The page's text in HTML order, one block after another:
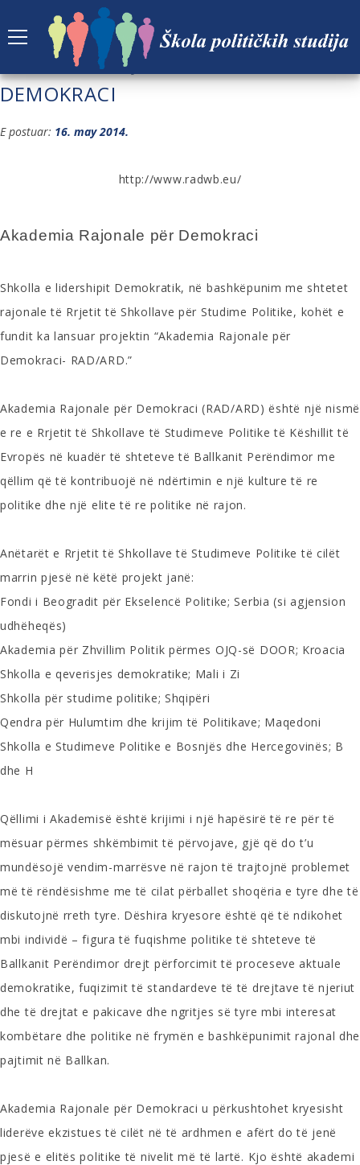
AKADEMIA RAJONALE PËR
DEMOKRACI
E postuar: 16. may 2014.
http://www.radwb.eu/
Akademia Rajonale për Demokraci
Shkolla e lidershipit Demokratik, në bashkëpunim me shtetet
rajonale të Rrjetit të Shkollave për Studime Politike, kohët e
fundit ka lansuar projektin “Akademia Rajonale për
Demokraci- RAD/ARD.”
Akademia Rajonale për Demokraci (RAD/ARD) është një nismë
e re e Rrjetit të Shkollave të Studimeve Politike të Këshillit të
Evropës në kuadër të shteteve të Ballkanit Perëndimor me
qëllim që të kontribuojë në ndërtimin e një kulture të re
politike dhe një elite të re politike në rajon.
Anëtarët e Rrjetit të Shkollave të Studimeve Politike të cilët
marrin pjesë në këtë projekt janë:
Fondi i Beogradit për Ekselencë Politike; Serbia (si agjension
udhëheqës)
Akademia për Zhvillim Politik përmes OJQ-së DOOR; Kroacia
Shkolla e qeverisjes demokratike; Mali i Zi
Shkolla për studime politike; Shqipëri
Qendra për Hulumtim dhe krijim të Politikave; Maqedoni
Shkolla e Studimeve Politike e Bosnjës dhe Hercegovinës; B
dhe H
Qëllimi i Akademisë është krijimi i një hapësirë të re për të
mësuar përmes shkëmbimit të përvojave, gjë që do t’u
mundësojë vendim-marrësve në rajon të trajtojnë problemet
më të rëndësishme me të cilat përballet shoqëria e tyre dhe të
diskutojnë rreth tyre. Dëshira kryesore është që të ndikohet
mbi individë – figura të fuqishme politike të shteteve të
Ballkanit Perëndimor drejt përforcimit të proceseve aktuale
demokratike, fuqizimit të standardeve të të drejtave të njeriut
dhe të drejtat e pakicave dhe ngritjes së tyre mbi interesat
kombëtare dhe politike në frymën e bashkëpunimit rajonal dhe
pajtimit në Ballkan.
Akademia Rajonale për Demokraci u përkushtohet kryesisht
liderëve ekzistues të cilët në të ardhmen e afërt do të jenë
pjesë e elitës politike të nivelit më të lartë. Kjo është akademi